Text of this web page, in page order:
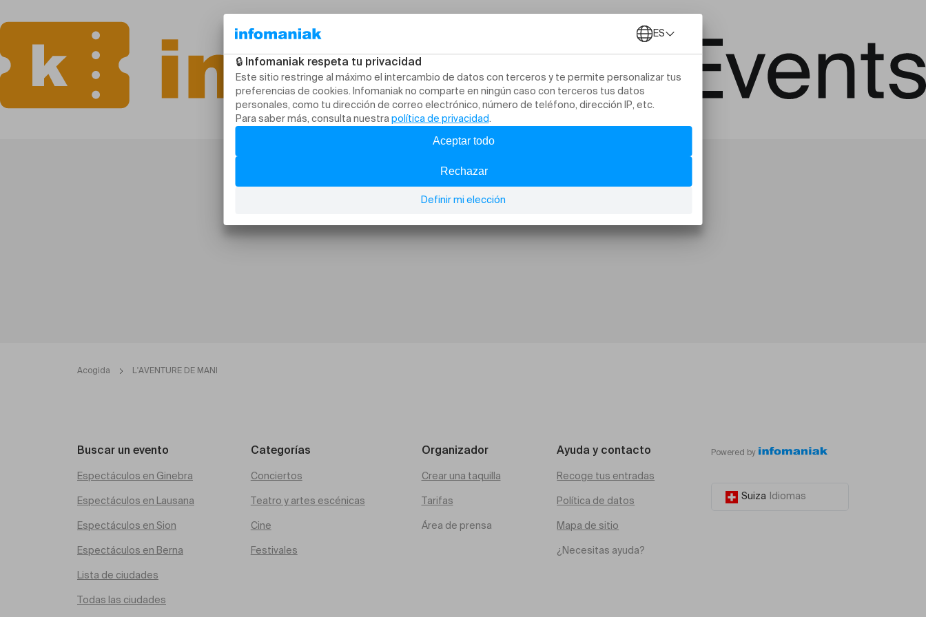
Acogida L'AVENTURE DE MANI
Buscar un evento
Espectáculos en Ginebra
Espectáculos en Lausana
Espectáculos en Sion
Espectáculos en Berna
Lista de ciudades
Todas las ciudades
Categorías
Conciertos
Teatro y artes escénicas
Cine
Festivales
Organizador
Crear una taquilla
Tarifas
Área de prensa
Ayuda y contacto
Recoge tus entradas
Política de datos
Mapa de sitio
¿Necesitas ayuda?
Powered by
Suiza Idiomas